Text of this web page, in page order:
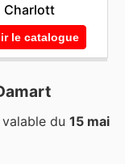
Charlott
le catalogue
du 15 mai